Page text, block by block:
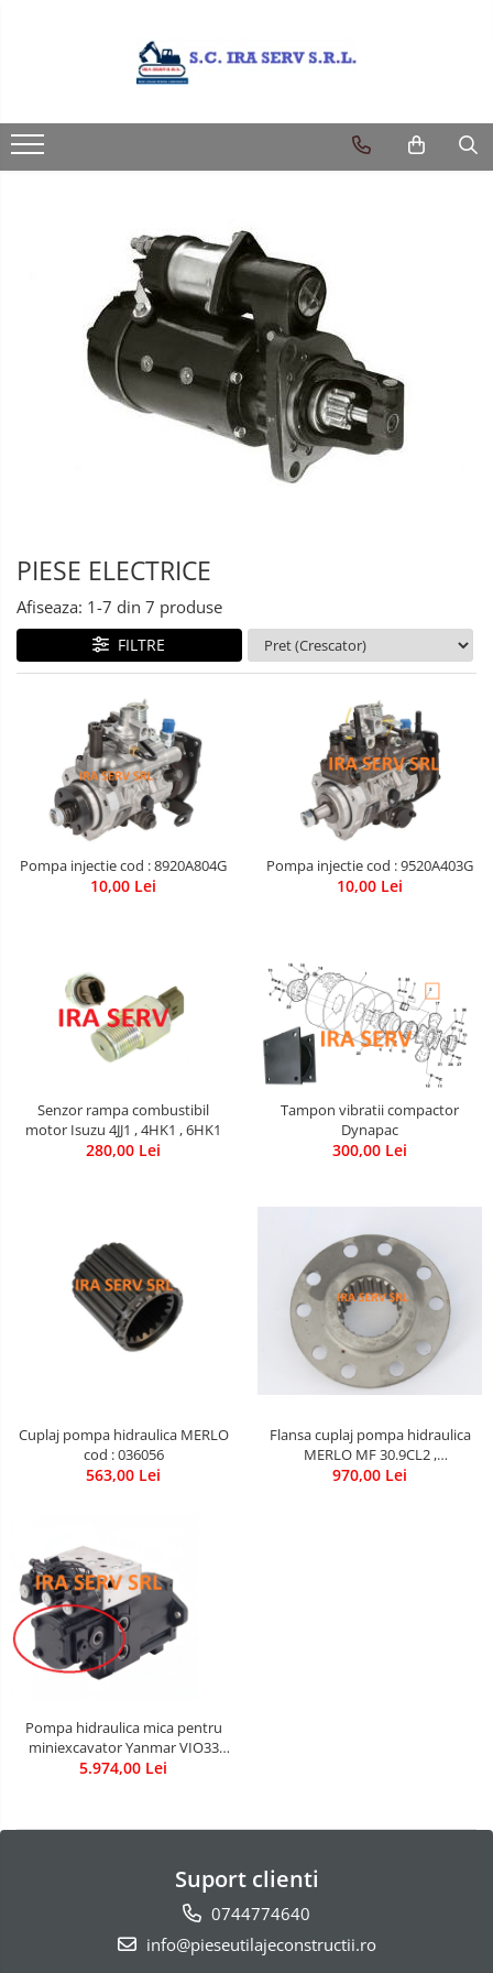
PIESE CATERPILLAR
PIESE CASE/NEW HOLLAND/FIAT-
HITACHI/FIAT-KOBELCO
PIESE VOLVO
PIESE MANITOU
PIESE ELECTRICE
Afiseaza: 1-7 din 7 produse
FILTRE
Pompa injectie cod : 8920A804G
10,00 Lei
Pompa injectie cod : 9520A403G
10,00 Lei
Senzor rampa combustibil
motor Isuzu 4JJ1 , 4HK1 , 6HK1
280,00 Lei
Tampon vibratii compactor
Dynapac
300,00 Lei
Cuplaj pompa hidraulica MERLO
cod : 036056
563,00 Lei
Flansa cuplaj pompa hidraulica
MERLO MF 30.9CL2 ,
ROTO33.16KS
970,00 Lei
Pompa hidraulica mica pentru
miniexcavator Yanmar VIO33
cod : 65300048 sau17AA85-73200
5.974,00 Lei
Suport clienti
0744774640
info@pieseutilajeconstructii.ro